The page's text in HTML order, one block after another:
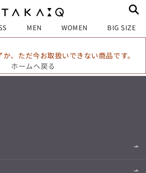
MEN WOMEN BIG SIZE
、ただ今お取扱いできない商品です。
ホームへ戻る